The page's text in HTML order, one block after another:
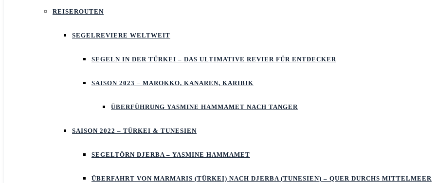
REISEROUTEN
SEGELREVIERE WELTWEIT
SEGELN IN DER TÜRKEI – DAS ULTIMATIVE REVIER FÜR ENTDECKER
SAISON 2023 – MAROKKO, KANAREN, KARIBIK
ÜBERFÜHRUNG YASMINE HAMMAMET NACH TANGER
SAISON 2022 – TÜRKEI & TUNESIEN
SEGELTÖRN DJERBA – YASMINE HAMMAMET
ÜBERFAHRT VON MARMARIS (TÜRKEI) NACH DJERBA (TUNESIEN) – QUER DURCHS MITTELMEER